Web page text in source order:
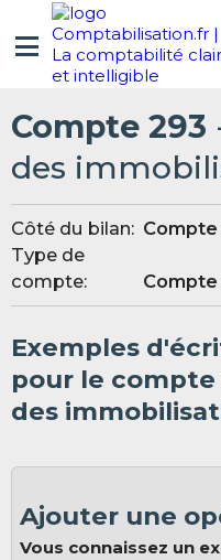
Compte 293
des
Côté du bilan:
Type de
compte:
Exemples
pour le compte
des
Ajouter une
Vous connaissez un